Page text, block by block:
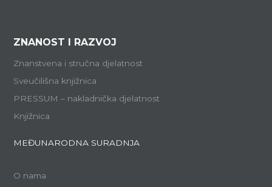
ZNANOST I RAZVOJ
Znanstvena i stručna djelatnost
Sveučilišna knjižnica
PRESSUM – nakladnička djelatnost
Knjižnica
MEĐUNARODNA SURADNJA
O nama